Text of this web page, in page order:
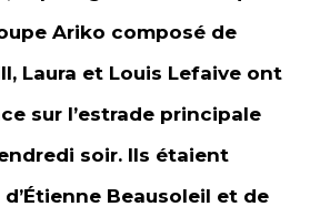
Ariko composé de
Laura et Louis Lefaive ont
sur l’estrade principale
soir. Ils étaient
Beausoleil et de